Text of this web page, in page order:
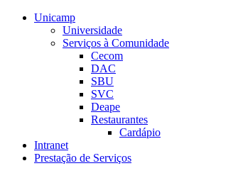
Conteúdo principal
Unicamp
Universidade
Serviços à Comunidade
Cecom
DAC
SBU
SVC
Deape
Restaurantes
Cardápio
Intranet
Prestação de Serviços